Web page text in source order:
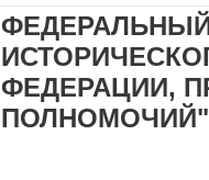
ФЕДЕРАЛЬНЫЙ
ФЕДЕРАЦИИ,
ПОЛНОМОЧИЙ"